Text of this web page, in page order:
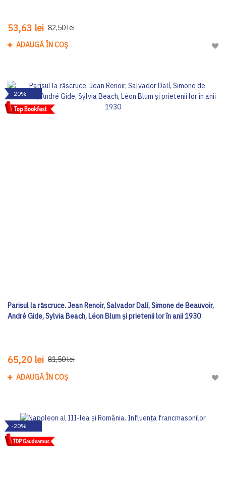
53,63 lei 82,50 lei
ADAUGĂ ÎN COȘ
-20%
Parisul la răscruce. Jean Renoir, Salvador Dalí, Simone de Beauvoir,
André Gide, Sylvia Beach, Léon Blum și prietenii lor în anii 1930
65,20 lei 81,50 lei
ADAUGĂ ÎN COȘ
-20%